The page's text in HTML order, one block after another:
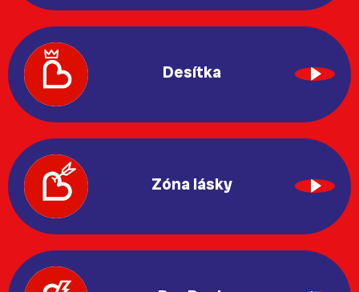
Desítka
Zóna lásky